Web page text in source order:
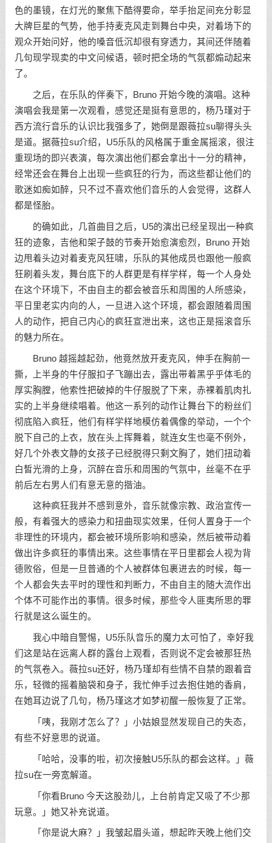
色的墨镜，在灯光的聚焦下酷得要命，举手抬足间充分彰显
大牌巨星的气势，他手持麦克风走到舞台中央，对着场下的
观众开始问好，他的嗓音低沉却很有穿透力，其间还伴随着
几句现学现卖的中文问候语，顿时把全场的气氛都煽动起来
了。
之后，在乐队的伴奏下，Bruno 开始今晚的演唱。这种
演唱会我是第一次观看，感觉还是挺有意思的，杨乃瑾对于
西方流行音乐的认识比我强多了，她倒是跟薇拉su聊得头头
是道。据薇拉su介绍，U5乐队的风格属于重金属摇滚，很注
重现场的即兴表演，每次演出他们都会拿出十一分的精神，
经常还会在舞台上出现一些疯狂的行为，而这些都让他们的
歌迷如痴如醉，只不过不喜欢他们音乐的人会觉得，这群人
都是怪胎。
的确如此，几首曲目之后，U5的演出已经呈现出一种疯
狂的迹象，吉他和架子鼓的节奏开始愈演愈烈，Bruno 开始
边甩着头边对着麦克风狂啸，乐队的其他成员也跟他一般疯
狂刷着头发，舞台底下的人群更是有样学样，每一个人身处
在这个环境下，不由自主的都会被音乐和周围的人所感染，
平日里老实内向的人，一旦进入这个环境，都会跟随着周围
人的动作，把自己内心的疯狂宣泄出来，这也正是摇滚音乐
的魅力所在。
Bruno 越摇越起劲，他竟然放开麦克风，伸手在胸前一
撕，上半身的牛仔服扣子飞蹦出去，露出带着黑乎乎体毛的
厚实胸膛，他索性把破掉的牛仔服脱了下来，赤裸着肌肉扎
实的上半身继续唱着。他这一系列的动作让舞台下的粉丝们
彻底陷入疯狂，他们有样学样地模仿着偶像的举动，一个个
脱下自己的上衣，放在头上挥舞着，就连女生也毫不例外，
好几个外表文静的女孩子已经脱得只剩文胸了，她们扭动着
白皙光滑的上身，沉醉在音乐和周围的气氛中，丝毫不在乎
前后左右男人们有意无意的揩油。
这种疯狂我并不感到意外，音乐就像宗教、政治宣传一
般，有着强大的感染力和扭曲现实效果，任何人置身于一个
非理性的环境内，都会被环境所影响和感染，然后被带动着
做出许多疯狂的事情出来。这些事情在平日里都会人视为背
德败俗，但是一旦普通的个人被群体包裹进去的时候，每一
个人都会失去平时的理性和判断力，不由自主的随大流作出
个体不可能作出的事情。很多时候，那些令人匪夷所思的罪
行就是这么诞生的。
我心中暗自警惕，U5乐队音乐的魔力太可怕了，幸好我
们这是站在远离人群的露台上观看，否则说不定会被那狂热
的气氛卷入。薇拉su还好，杨乃瑾却有些情不自禁的跟着音
乐，轻微的摇着脑袋和身子，我忙伸手过去抱住她的香肩，
在她耳边说了几句，杨乃瑾这才如梦初醒一般恢复了正常。
「咦，我刚才怎么了？」小姑娘显然发现自己的失态，
有些不好意思的说道。
「哈哈，没事的啦，初次接触U5乐队的都会这样。」薇
拉su在一旁宽解道。
「你看Bruno 今天这股劲儿，上台前肯定又吸了不少那
玩意。」她又补充说道。
「你是说大麻？」我皱起眉头道，想起昨天晚上他们交